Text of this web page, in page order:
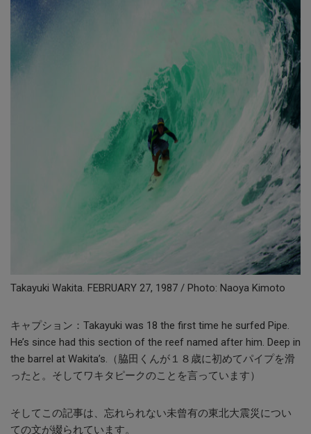
Takayuki Wakita. FEBRUARY 27, 1987 / Photo: Naoya Kimoto
キャプション：Takayuki was 18 the first time he surfed Pipe.
He’s since had this section of the reef named after him. Deep in
the barrel at Wakita’s.（脇田くんが１８歳に初めてパイプを滑
ったと。そしてワキタピークのことを言っています）
そしてこの記事は、忘れられない未曾有の東北大震災につい
ての文が綴られています。